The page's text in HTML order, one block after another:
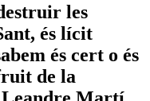
les
és lícit
és cert o és
de la